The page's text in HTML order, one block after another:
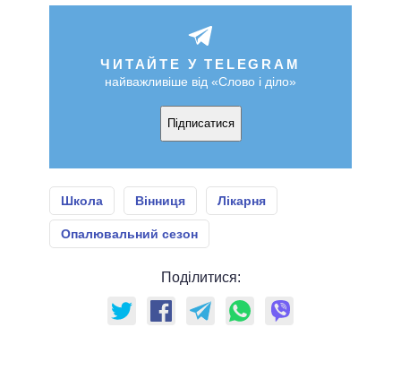
ЧИТАЙТЕ У TELEGRAM
найважливіше від «Слово і діло»
Підписатися
Школа Вінниця Лікарня
Опалювальний сезон
Поділитися: